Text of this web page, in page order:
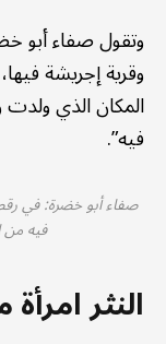
وتقول صفاء أبو
وقرية إجريشة
المكان الذي
فيه”.
صفاء أبو خضرة: في
فيه من
النثر